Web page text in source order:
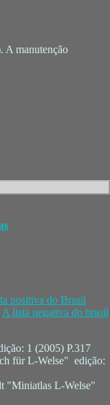
A manutenção
positiva do Brasil
A lista negativa do brasil
1 (2005) P.317
für L-Welse" edição:
"Miniatlas L-Welse"